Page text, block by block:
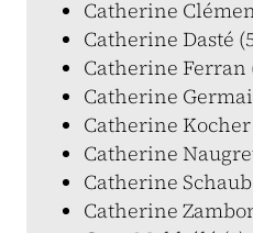
Catherine
Catherine Dasté
Catherine Ferran
Catherine
Catherine Kocher
Catherine
Catherine Schaub
Catherine